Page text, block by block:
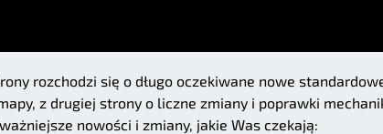
rozchodzi się o długo oczekiwane nowe
z drugiej strony o liczne zmiany i poprawki
nowości i zmiany, jakie Was czekają: